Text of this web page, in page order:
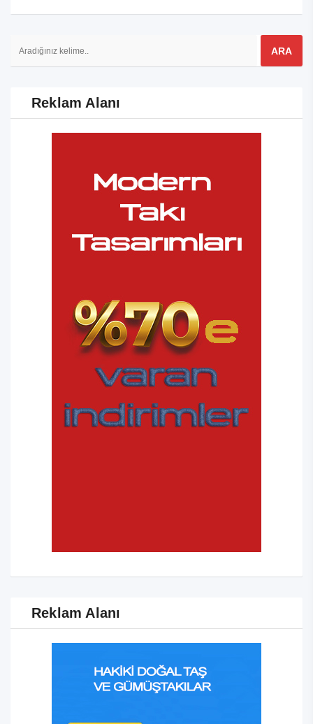
Reklam Alanı
Reklam Alanı